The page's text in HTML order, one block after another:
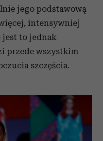
jego podstawową
intensywniej
jest to jednak
przede wszystkim
szczęścia.